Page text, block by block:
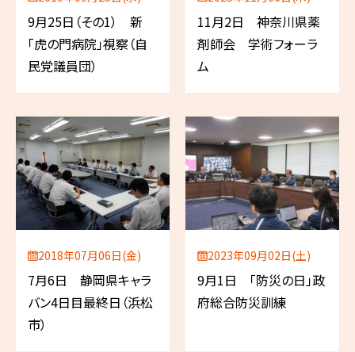
9月25日（その1） 新
「虎の門病院」視察（自
民党議員団）
11月2日 神奈川県薬
剤師会 学術フォーラ
ム
2018年07月06日(金)
7月6日 静岡県キャラ
バン4日目最終日（浜松
市）
2023年09月02日(土)
9月1日 「防災の日」政
府総合防災訓練